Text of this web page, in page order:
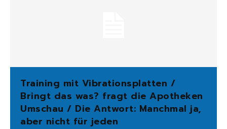
Training mit Vibrationsplatten /
Bringt das was? fragt die Apotheken
Umschau / Die Antwort: Manchmal ja,
aber nicht für jeden